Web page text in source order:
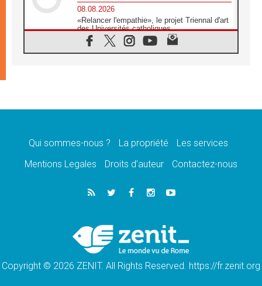
08.08.2026
«Relancer l'empathie», le projet Triennal d'art
des Universités catholiques
08.08.2026
Signis 2026, donner la parole aux religieuses
07.08.2026
07.08.2026
de l'Assomption et mémoire nationale
«La paix commence par l'empathie» estime
le cardinal Parolin
En Colombie, «la paix ne s'achète pas avec
une signature»
Qui sommes-nous ? La propriété
Les services
Mentions Legales
Droits d’auteur Contactez-nous
Copyright © 2026 ZENIT. All Rights Reserved. https://fr.zenit.org